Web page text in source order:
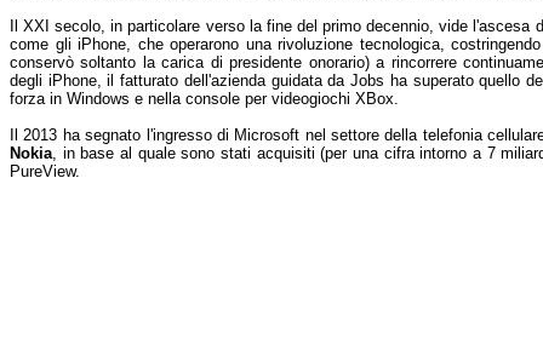
Il XXI secolo, in particolare verso la fine del primo decennio, vide l'ascesa
come gli iPhone, che operarono una rivoluzione tecnologica,
conservò soltanto la carica di presidente onorario) a rincorrere
degli iPhone, il fatturato dell'azienda guidata da Jobs ha superato quello
forza in Windows e nella console per videogiochi XBox.
Il 2013 ha segnato l'ingresso di Microsoft nel settore della telefonia
Nokia, in base al quale sono stati acquisiti (per una cifra intorno a 7
PureView.